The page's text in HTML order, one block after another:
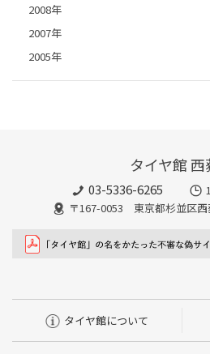
2008年
2007年
2005年
タイヤ館 西
03-5336-6265
〒167-0053 東京都杉並区西
タイヤ館について